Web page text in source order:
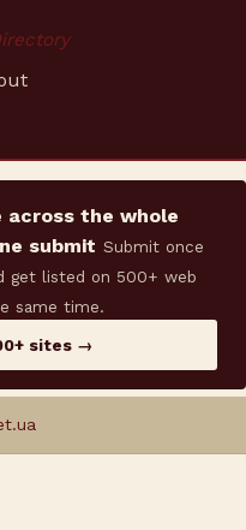
across the whole
submit Submit once
get listed on 500+ web
same time.
sites →